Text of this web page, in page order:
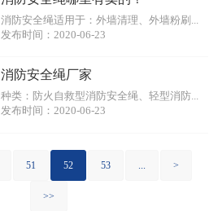
消防安全绳适用于：外墙清理、外墙粉刷...
发布时间：2020-06-23
消防安全绳厂家
种类：防火自救型消防安全绳、轻型消防...
发布时间：2020-06-23
51 52 53 ... >
>>